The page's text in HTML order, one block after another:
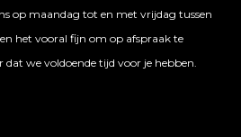
op maandag tot en met vrijdag tussen
het vooral fijn om op afspraak te
we voldoende tijd voor je hebben.